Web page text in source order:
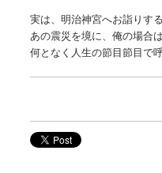
実は、明治神宮へお詣りす
あの震災を境に、俺の場合
何となく人生の節目節目で